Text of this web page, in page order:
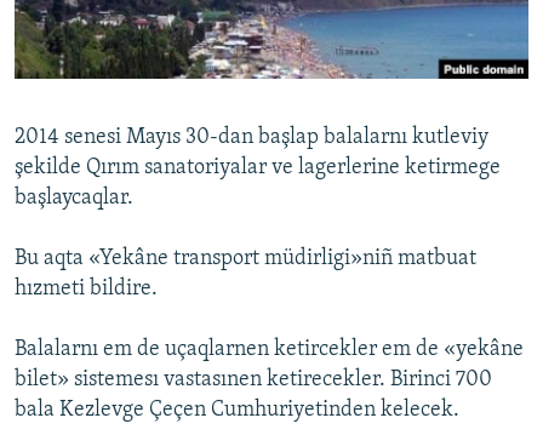
Русский
Українською
QOŞULIÑIZ!
RFE/RS bütün saytları
2014 senesi Mayıs 30-dan başlap balalarnı kutleviy
şekilde Qırım sanatoriyalar ve lagerlerine ketirmege
başlaycaqlar.
Bu aqta «Yekâne transport müdirligi»niñ matbuat
hızmeti bildire.
Balalarnı em de uçaqlarnen ketircekler em de «yekâne
bilet» sistemesı vastasınen ketirecekler. Birinci 700
bala Kezlevge Çeçen Cumhuriyetinden kelecek.